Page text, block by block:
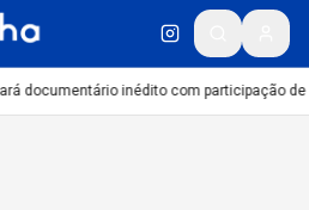
documentário inédito com participação de